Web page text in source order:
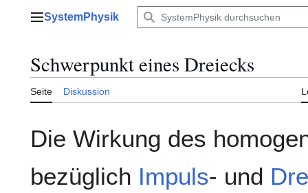
Hauptmenü
SystemPhysik
Schwerpunkt eines Dreiecks
Seite Diskussion
Die Wirkung des
bezüglich Impuls- und